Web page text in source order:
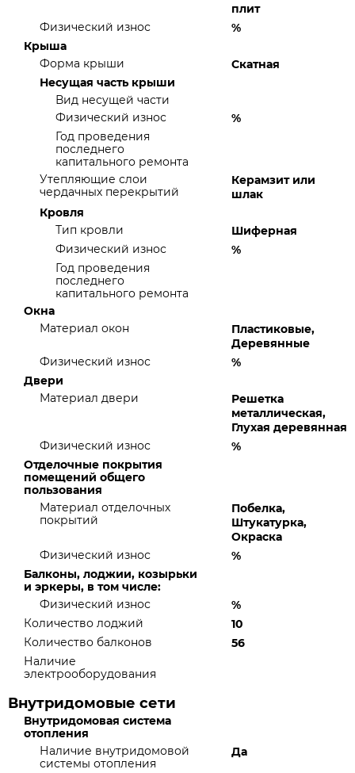
плит
Физический износ
%
Крыша
Форма крыши
Скатная
Несущая часть крыши
Вид несущей части
Физический износ
%
Год проведения
последнего
капитального ремонта
Утепляющие слои
чердачных перекрытий
Керамзит или
шлак
Кровля
Тип кровли
Шиферная
Физический износ
%
Год проведения
последнего
капитального ремонта
Окна
Материал окон
Пластиковые,
Деревянные
Физический износ
%
Двери
Материал двери
Решетка
металлическая,
Глухая деревянная
Физический износ
%
Отделочные покрытия
помещений общего
пользования
Материал отделочных
покрытий
Побелка,
Штукатурка,
Окраска
Физический износ
%
Балконы, лоджии, козырьки
и эркеры, в том числе:
Физический износ
%
Количество лоджий
10
Количество балконов
56
Наличие
электрооборудования
Внутридомовые сети
Внутридомовая система
отопления
Наличие внутридомовой
системы отопления
Да